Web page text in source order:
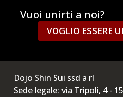
Vuoi unirti a noi?
VOGLIO ESSERE
Dojo Shin Sui ssd a rl
Sede legale: via Tripoli, 4 -